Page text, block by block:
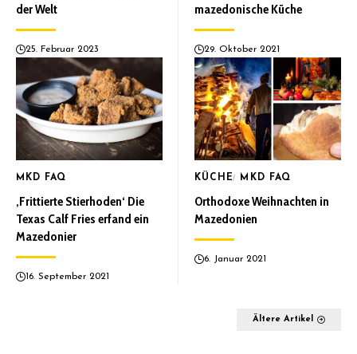
der Welt
25. Februar 2023
mazedonische Küche
29. Oktober 2021
MKD FAQ
‚Frittierte Stierhoden‘ Die
Texas Calf Fries erfand ein
Mazedonier
16. September 2021
KÜCHE MKD FAQ
Orthodoxe Weihnachten in
Mazedonien
6. Januar 2021
Ältere Artikel